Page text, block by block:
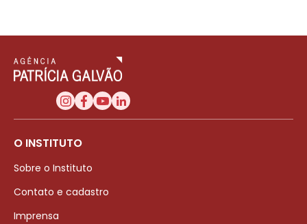
O INSTITUTO
Sobre o Instituto
Contato e cadastro
Imprensa